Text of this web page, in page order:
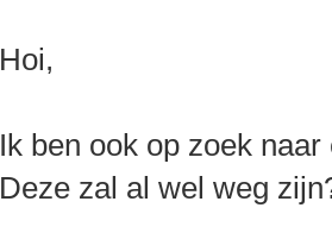
Hoi,
Ik ben ook op zoek
Deze zal al wel weg